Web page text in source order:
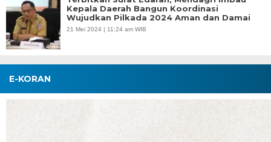
Kepala Daerah Bangun Koordinasi
Wujudkan Pilkada 2024 Aman dan Damai
21 Mei 2024 | 11:24 am WIB
E-KORAN